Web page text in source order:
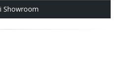
Showroom